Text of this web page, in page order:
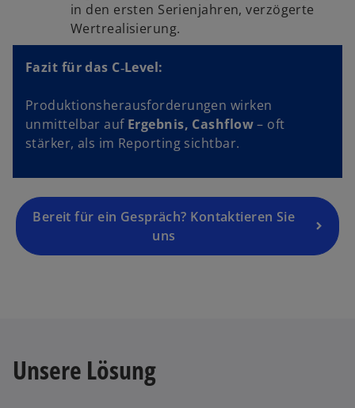
in den ersten Serienjahren, verzögerte
Wertrealisierung.
Fazit für das C‑Level:
Produktionsherausforderungen wirken
unmittelbar auf Ergebnis, Cashflow– oft
stärker, als im Reporting sichtbar.
Bereit für ein Gespräch? Kontaktieren Sie
uns
e
R
e
t
Unsere Lösung